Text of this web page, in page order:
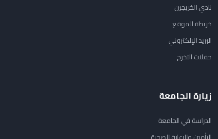
نادي الخريجين
خريطة الموقع
البريد الإلكتروني
حفلات التخرج
زيارة الجامعة
الدراسة في الجامعة